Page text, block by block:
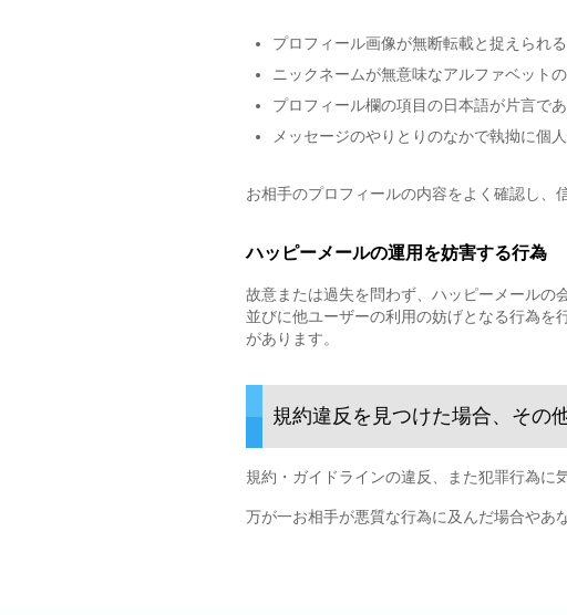
プロフィール画像が無断転載と捉えられ
ニックネームが無意味なアルファベット
プロフィール欄の項目の日本語が片言で
メッセージのやりとりのなかで執拗に個
お相手のプロフィールの内容をよく確認し、
ハッピーメールの運用を妨害する行為
故意または過失を問わず、ハッピーメールの
並びに他ユーザーの利用の妨げとなる行為を
があります。
規約違反を見つけた場合、その
規約・ガイドラインの違反、また犯罪行為に
万が一お相手が悪質な行為に及んだ場合やあ